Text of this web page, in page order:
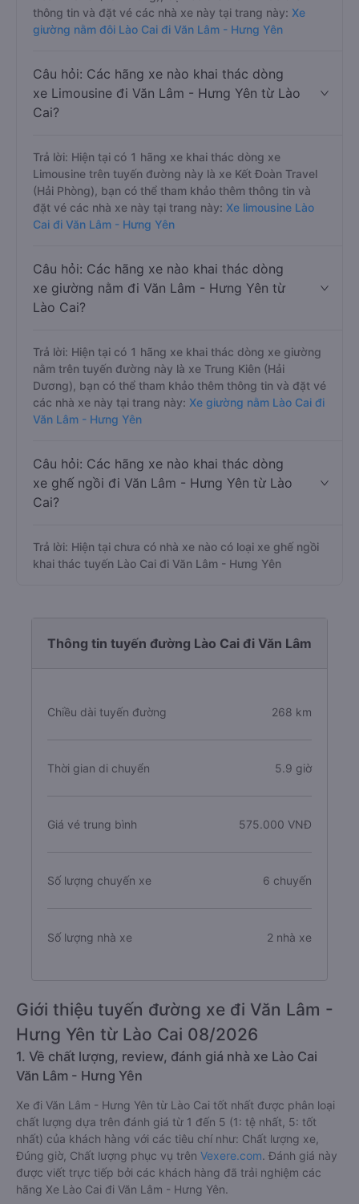
thông tin và đặt vé các nhà xe này tại trang này: Xe
giường nằm đôi Lào Cai đi Văn Lâm - Hưng Yên
Câu hỏi: Các hãng xe nào khai thác dòng
xe Limousine đi Văn Lâm - Hưng Yên từ Lào
Cai?
Trả lời: Hiện tại có 1 hãng xe khai thác dòng xe
Limousine trên tuyến đường này là xe Kết Đoàn Travel
(Hải Phòng), bạn có thể tham khảo thêm thông tin và
đặt vé các nhà xe này tại trang này: Xe limousine Lào
Cai đi Văn Lâm - Hưng Yên
Câu hỏi: Các hãng xe nào khai thác dòng
xe giường nằm đi Văn Lâm - Hưng Yên từ
Lào Cai?
Trả lời: Hiện tại có 1 hãng xe khai thác dòng xe giường
nằm trên tuyến đường này là xe Trung Kiên (Hải
Dương), bạn có thể tham khảo thêm thông tin và đặt vé
các nhà xe này tại trang này: Xe giường nằm Lào Cai đi
Văn Lâm - Hưng Yên
Câu hỏi: Các hãng xe nào khai thác dòng
xe ghế ngồi đi Văn Lâm - Hưng Yên từ Lào
Cai?
Trả lời: Hiện tại chưa có nhà xe nào có loại xe ghế ngồi
khai thác tuyến Lào Cai đi Văn Lâm - Hưng Yên
Thông tin tuyến đường Lào Cai đi Văn Lâm
Chiều dài tuyến đường 268 km
Thời gian di chuyển 5.9 giờ
Giá vé trung bình 575.000 VNĐ
Số lượng chuyến xe 6 chuyến
Số lượng nhà xe 2 nhà xe
Giới thiệu tuyến đường xe đi Văn Lâm -
Hưng Yên từ Lào Cai 08/2026
1. Về chất lượng, review, đánh giá nhà xe Lào Cai
Văn Lâm - Hưng Yên
Xe đi Văn Lâm - Hưng Yên từ Lào Cai tốt nhất được phân loại
chất lượng dựa trên đánh giá từ 1 đến 5 (1: tệ nhất, 5: tốt
nhất) của khách hàng với các tiêu chí như: Chất lượng xe,
Đúng giờ, Chất lượng phục vụ trên Vexere.com. Đánh giá này
được viết trực tiếp bởi các khách hàng đã trải nghiệm các
hãng Xe Lào Cai đi Văn Lâm - Hưng Yên.